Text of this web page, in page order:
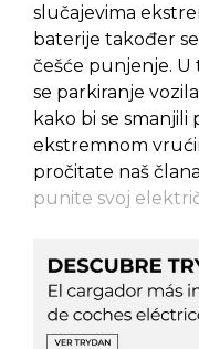
slučajevima
baterije također
češće punjenje.
se parkiranje
kako bi se
ekstremnom
pročitate naš
punite svoj